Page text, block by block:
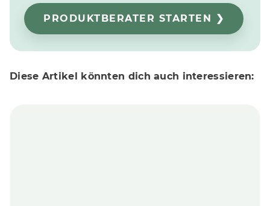
PRODUKTBERATER STARTEN ❯
Diese Artikel könnten dich auch interessieren: